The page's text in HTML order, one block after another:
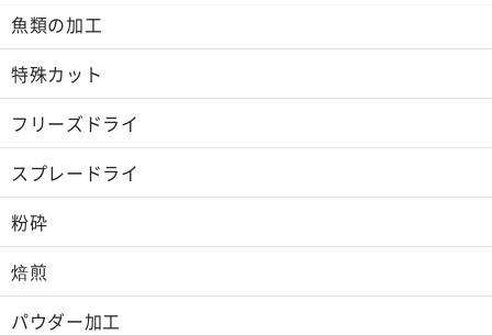
魚類の加工
特殊カット
フリーズドライ
スプレードライ
粉砕
焙煎
パウダー加工